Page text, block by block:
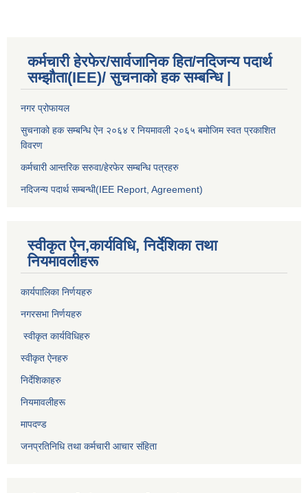
कर्मचारी हेरफेर/सार्वजानिक हित/नदिजन्य पदार्थ
सम्झौता(IEE)/ सुचनाको हक सम्बन्धि |
नगर प्रोफायल
सुचनाको हक सम्बन्धि ऐन २०६४ र नियमावली २०६५ बमोजिम स्वत प्रकाशित
विवरण
कर्मचारी आन्तरिक सरुवा/हेरफेर सम्बन्धि पत्रहरु
नदिजन्य पदार्थ सम्बन्धी(IEE Report, Agreement)​
स्वीकृत ऐन,कार्यविधि, निर्देशिका तथा
नियमावलीहरू
कार्यपालिका निर्णयहरु
नगरसभा निर्णयहरु
स्वीकृत कार्यविधिहरु
स्वीकृत ऐनहरु
निर्देशिकाहरु
नियमावलीहरू
मापदण्ड
जनप्रतिनिधि तथा कर्मचारी आचार संहिता